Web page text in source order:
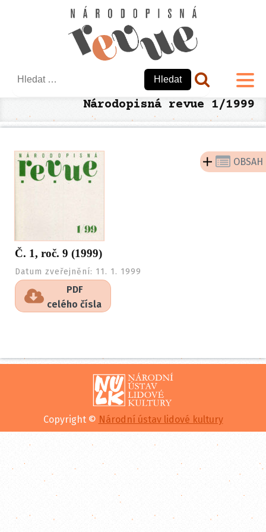
Vyhledávání
Národopisná revue 1/1999
Č. 1, roč. 9 (1999)
Datum zveřejnění: 11. 1. 1999
PDF
celého čísla
OBSAH
Copyright © Národní ústav lidové kultury